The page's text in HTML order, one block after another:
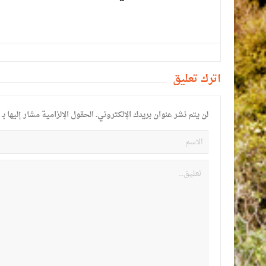
أترك تعليق
لن يتم نشر عنوان بريدك الإلكتروني.الحقول الإلزامية مشار إليها بـ